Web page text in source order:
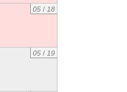
05/ 18
05/ 19